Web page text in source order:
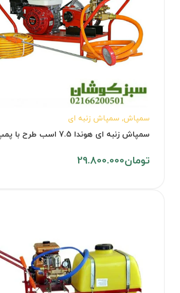
سمپاش, سمپاش زنبه ای
تومان29.800.000